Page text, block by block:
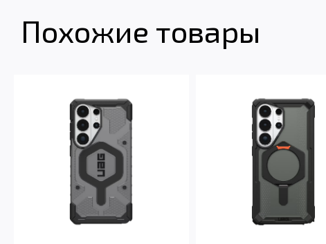
Похожие товары